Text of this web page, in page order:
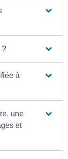
?
à
une
et